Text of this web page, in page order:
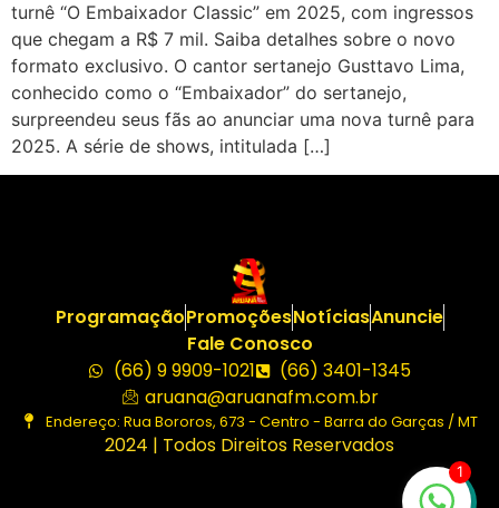
turnê “O Embaixador Classic” em 2025, com ingressos
que chegam a R$ 7 mil. Saiba detalhes sobre o novo
formato exclusivo. O cantor sertanejo Gusttavo Lima,
conhecido como o “Embaixador” do sertanejo,
surpreendeu seus fãs ao anunciar uma nova turnê para
2025. A série de shows, intitulada […]
ProgramaçãoPromoçõesNotíciasAnuncie
Fale Conosco
(66) 9 9909-1021
(66) 3401-1345
aruana@aruanafm.com.br
Endereço: Rua Bororos, 673 - Centro - Barra do Garças / MT
2024 | Todos Direitos Reservados
1